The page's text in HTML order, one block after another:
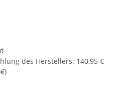
des Herstellers: 140,95 €
)